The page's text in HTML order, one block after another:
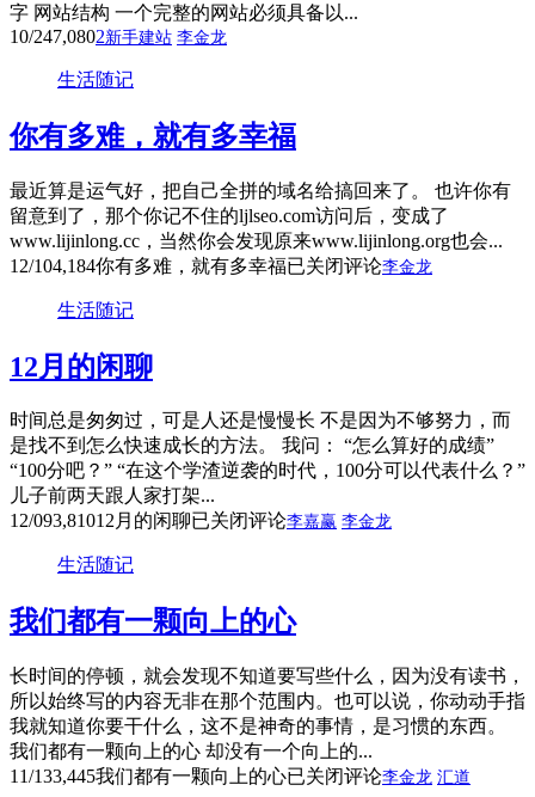
字 网站结构 一个完整的网站必须具备以...
10/247,0802新手建站 李金龙
生活随记
你有多难，就有多幸福
最近算是运气好，把自己全拼的域名给搞回来了。 也许你有
留意到了，那个你记不住的ljlseo.com访问后，变成了
www.lijinlong.cc，当然你会发现原来www.lijinlong.org也会...
12/104,184你有多难，就有多幸福已关闭评论李金龙
生活随记
12月的闲聊
时间总是匆匆过，可是人还是慢慢长 不是因为不够努力，而
是找不到怎么快速成长的方法。 我问： “怎么算好的成绩”
“100分吧？” “在这个学渣逆袭的时代，100分可以代表什么？”
儿子前两天跟人家打架...
12/093,81012月的闲聊已关闭评论李嘉赢 李金龙
生活随记
我们都有一颗向上的心
长时间的停顿，就会发现不知道要写些什么，因为没有读书，
所以始终写的内容无非在那个范围内。也可以说，你动动手指
我就知道你要干什么，这不是神奇的事情，是习惯的东西。
我们都有一颗向上的心 却没有一个向上的...
11/133,445我们都有一颗向上的心已关闭评论李金龙 汇道